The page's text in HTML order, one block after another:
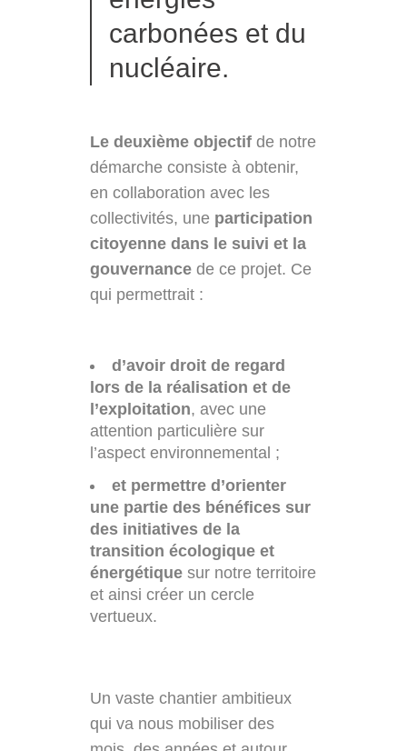
carbonées et du
nucléaire.
Le deuxième objectif de notre
démarche consiste à obtenir,
en collaboration avec les
collectivités, une participation
citoyenne dans le suivi et la
gouvernance de ce projet. Ce
qui permettrait :
d’avoir droit de regard
lors de la réalisation et de
l’exploitation, avec une
attention particulière sur
l’aspect environnemental ;
et permettre d’orienter
une partie des bénéfices sur
des initiatives de la
transition écologique et
énergétique sur notre territoire
et ainsi créer un cercle
vertueux.
Un vaste chantier ambitieux
qui va nous mobiliser des